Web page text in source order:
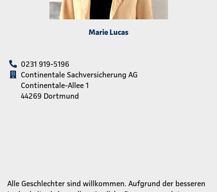
Marie Lucas
0231 919-5196
Continentale Sachversicherung AG
Continentale-Allee 1
44269 Dortmund
Alle Geschlechter sind willkommen. Aufgrund der besseren